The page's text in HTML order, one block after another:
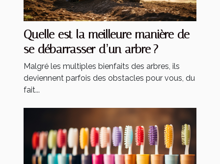
Quelle est la meilleure manière de
se débarrasser d’un arbre ?
Malgré les multiples bienfaits des arbres, ils
deviennent parfois des obstacles pour vous, du
fait...